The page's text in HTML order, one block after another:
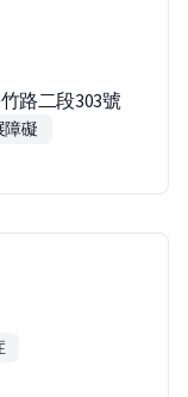
路二段303號
障礙